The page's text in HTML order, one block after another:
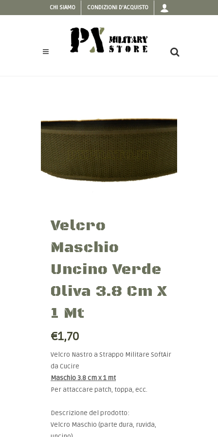
CHI SIAMO CONDIZIONI D'ACQUISTO
Velcro
Maschio
Uncino Verde
Oliva 3.8 Cm X
1 Mt
€1,70
Velcro Nastro a Strappo Militare SoftAir
da Cucire
Maschio 3.8 cm x 1 mt
Per attaccare patch, toppa, ecc.
Descrizione del prodotto:
Velcro Maschio (parte dura, ruvida,